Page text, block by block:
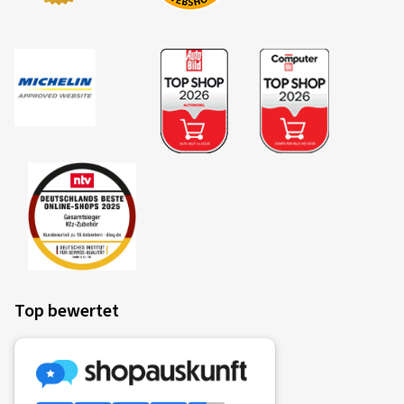
Ø Durchschnittliche Jahresfahrleistung:6000 km
26.04.2023
Verifizierter Kauf
Dennis R., Deutschland
Dimension:110/70 -17 54S
14.09.2022
Top bewertet